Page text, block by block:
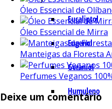
Eucaliptol
Eugenol
Geraniol
Humuleno
Óleo Essencial de
Óleo Essencial de Mirra
Manteigas da Floresta
Perfumes Veganos
Deixe um comentário